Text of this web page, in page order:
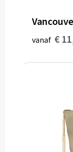
vanaf €